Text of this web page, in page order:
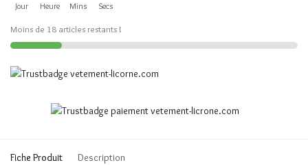
Jour Heure Mins Secs
Moins de 18 articles restants !
Fiche Produit Description